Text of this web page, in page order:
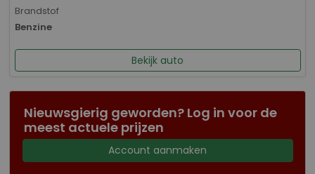
Brandstof
Benzine
Bekijk auto
Nieuwsgierig geworden? Log in voor de
meest actuele prijzen
Account aanmaken